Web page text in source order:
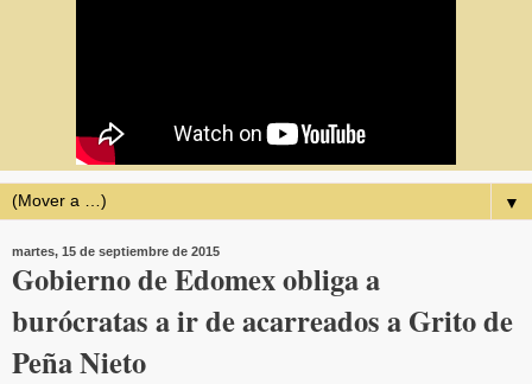
▼
martes, 15 de septiembre de 2015
Gobierno de Edomex obliga a
burócratas a ir de acarreados a Grito de
Peña Nieto